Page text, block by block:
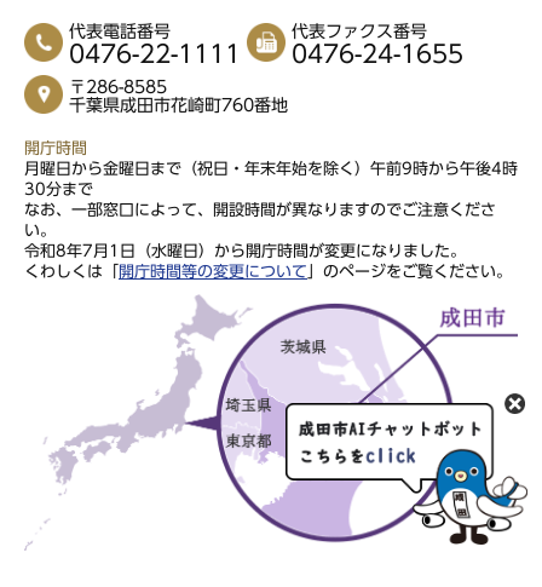
代表電話番号
0476-22-1111
代表ファクス番号
0476-24-1655
〒286-8585
千葉県成田市花崎町760番地
開庁時間
月曜日から金曜日まで（祝日・年末年始を除く）午前9時から午後4時
30分まで
なお、一部窓口によって、開設時間が異なりますのでご注意くださ
い。
令和8年7月1日（水曜日）から開庁時間が変更になりました。
くわしくは「
開庁時間等の変更について 」のページをご覧ください。